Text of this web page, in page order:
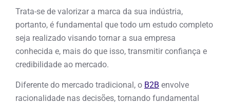
Trata-se de valorizar a marca da sua indústria,
portanto, é fundamental que todo um estudo completo
seja realizado visando tornar a sua empresa
conhecida e, mais do que isso, transmitir confiança e
credibilidade ao mercado.
Diferente do mercado tradicional, o B2B envolve
racionalidade nas decisões, tornando fundamental